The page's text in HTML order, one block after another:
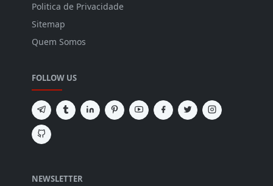
Politica de Privacidade
Sitemap
Quem Somos
FOLLOW US
NEWSLETTER